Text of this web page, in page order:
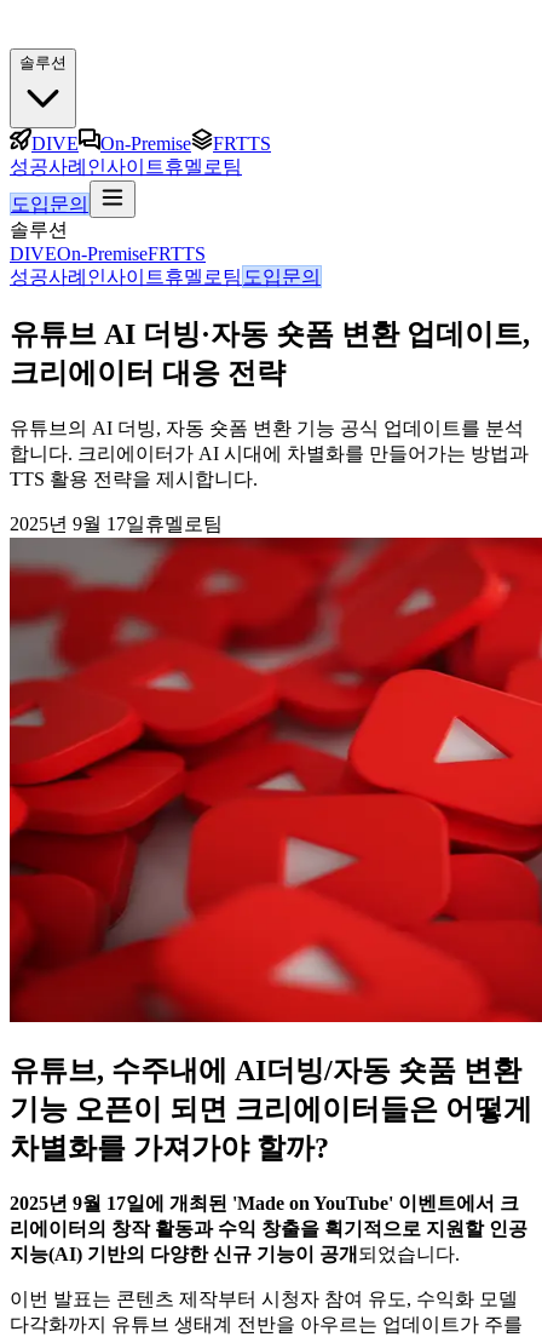
솔루션
DIVE On-Premise
FRTTS
성공사례 인사이트휴멜로팀
도입문의
솔루션
DIVEOn-PremiseFRTTS
성공사례 인사이트휴멜로팀 도입문의
유튜브 AI 더빙·자동 숏폼 변환 업데이트,
크리에이터 대응 전략
유튜브의 AI 더빙, 자동 숏폼 변환 기능 공식 업데이트를 분석
합니다. 크리에이터가 AI 시대에 차별화를 만들어가는 방법과
TTS 활용 전략을 제시합니다.
2025년 9월 17일휴멜로팀
유튜브, 수주내에 AI더빙/자동 숏품 변환
기능 오픈이 되면 크리에이터들은 어떻게
차별화를 가져가야 할까?
2025년 9월 17일에 개최된 'Made on YouTube' 이벤트에서 크
리에이터의 창작 활동과 수익 창출을 획기적으로 지원할 인공
지능(AI) 기반의 다양한 신규 기능이 공개 되었습니다.
이번 발표는 콘텐츠 제작부터 시청자 참여 유도, 수익화 모델
다각화까지 유튜브 생태계 전반을 아우르는 업데이트가 주를